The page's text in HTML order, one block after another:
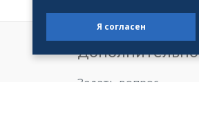
Дополнительно
Задать вопрос
Я согласен